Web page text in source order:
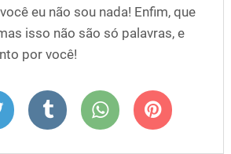
eu não sou nada! Enfim, que
isso não são só palavras, e
por você!